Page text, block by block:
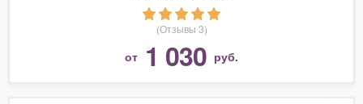
(Отзывы 3)
от 1 030 руб.